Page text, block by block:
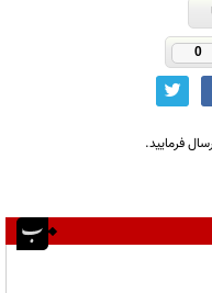
0
فرمایید.